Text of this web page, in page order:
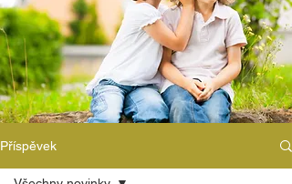
Příspěvek